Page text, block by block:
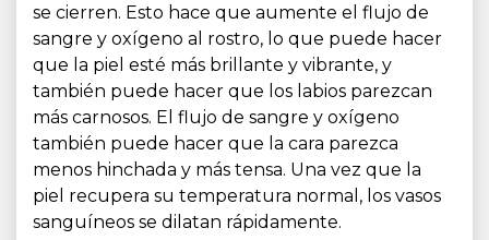
se cierren. Esto hace que aumente el flujo de
sangre y oxígeno al rostro, lo que puede hacer
que la piel esté más brillante y vibrante, y
también puede hacer que los labios parezcan
más carnosos. El flujo de sangre y oxígeno
también puede hacer que la cara parezca
menos hinchada y más tensa. Una vez que la
piel recupera su temperatura normal, los vasos
sanguíneos se dilatan rápidamente.